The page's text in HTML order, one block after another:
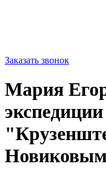
Заказать звонок
Мария
Новиковым